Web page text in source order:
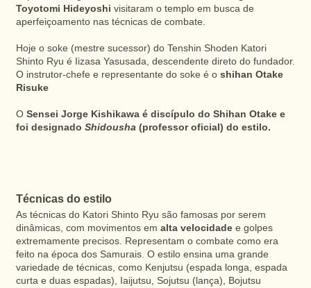
Toyotomi Hideyoshi visitaram o templo em busca de
aperfeiçoamento nas técnicas de combate.
Hoje o soke (mestre sucessor) do Tenshin Shoden Katori
Shinto Ryu é Iizasa Yasusada, descendente direto do fundador.
O instrutor-chefe e representante do soke é o shihan Otake
Risuke
O Sensei Jorge Kishikawa é discípulo do Shihan Otake e
foi designado Shidousha(professor oficial) do estilo.
Técnicas do estilo
As técnicas do Katori Shinto Ryu são famosas por serem
dinâmicas, com movimentos em alta velocidadee golpes
extremamente precisos. Representam o combate como era
feito na época dos Samurais. O estilo ensina uma grande
variedade de técnicas, como Kenjutsu (espada longa, espada
curta e duas espadas), Iaijutsu, Sojutsu (lança), Bojutsu